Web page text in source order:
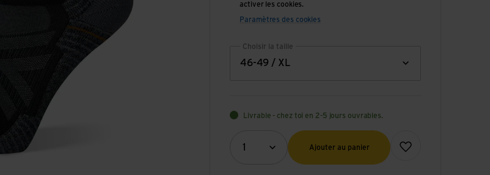
activer les cookies.
Paramètres des cookies
46-49 / XL
Choisir la taille
Livrable - chez toi en 2-5 jours ouvrables.
1
Quantité (optionnel)
Ajouter au panier
Ajouter à la liste de